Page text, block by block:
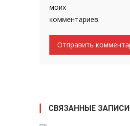
моих
комментариев.
СВЯЗАННЫЕ ЗАПИСИ